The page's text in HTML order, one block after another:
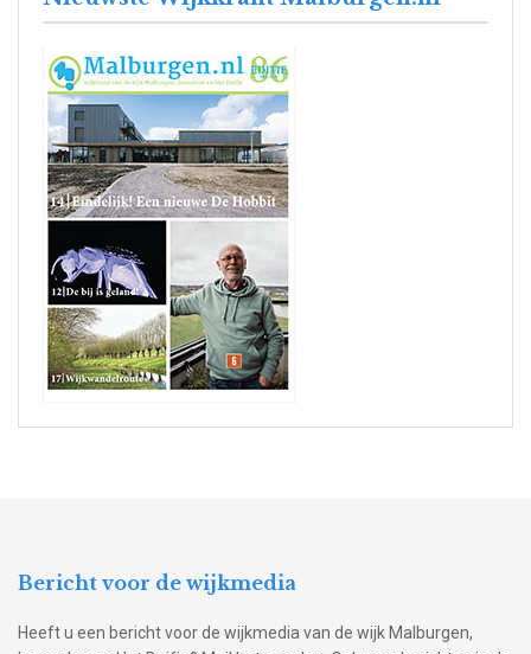
Bericht voor de wijkmedia
Heeft u een bericht voor de wijkmedia van de wijk Malburgen,